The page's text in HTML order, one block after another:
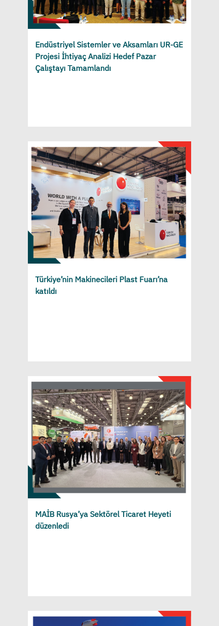
Endüstriyel Sistemler ve Aksamları UR-GE
Projesi İhtiyaç Analizi Hedef Pazar
Çalıştayı Tamamlandı
Türkiye’nin Makinecileri Plast Fuarı’na
katıldı
MAİB Rusya’ya Sektörel Ticaret Heyeti
düzenledi